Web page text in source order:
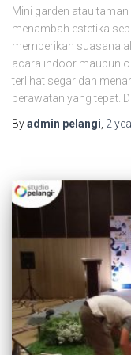
Mini garden atau
menambah estetika
memberikan suasana
acara indoor maupun
terlihat segar dan
perawatan yang tepat.
Byadmin pelangi 2